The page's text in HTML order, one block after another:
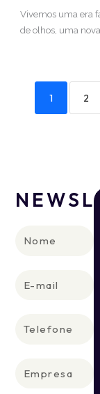
Vivemos uma era
de olhos, uma
1 2